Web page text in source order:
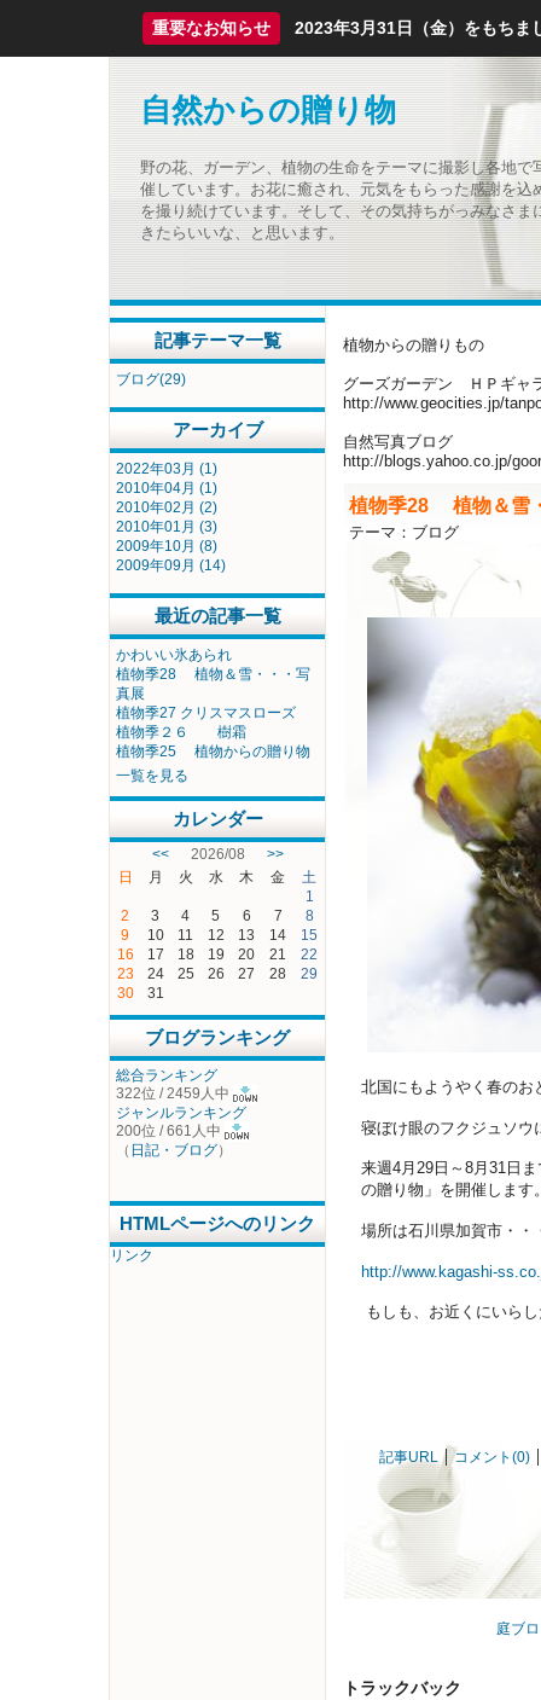
重要なお知らせ 2023年3月31日（金）をもちま
自然からの贈り物
野の花、ガーデン、植物の生命をテーマに撮影し各地で
催しています。お花に癒され、元気をもらった感謝を込
を撮り続けています。そして、その気持ちがっみなさま
きたらいいな、と思います。
植物からの贈りもの
グーズガーデン ＨＰギャ
http://www.geocities.jp/
自然写真ブログ
http://blogs.yahoo.co.jp/
植物季28 植物＆雪
テーマ： ブログ
北国にもようやく春のお
寝ぼけ眼のフクジュソウ
来週4月29日～8月31
の贈り物」を開催します
場所は石川県加賀市・
http://www.kagashi-
もしも、お近くにいら
記事URL コメント(0)
庭ブ
トラックバック
記事テーマ一覧
ブログ(29)
アーカイブ
2022年03月 (1)
2010年04月 (1)
2010年02月 (2)
2010年01月 (3)
2009年10月 (8)
2009年09月 (14)
最近の記事一覧
かわいい氷あられ
植物季28 植物＆雪・・・写
真展
植物季27 クリスマスローズ
植物季２６ 樹霜
植物季25 植物からの贈り物
一覧を見る
カレンダー
<<2026/08 >>
日
月 火 水 木 金
土
1
2
3 4 5 6 7
8
9
10 11 12 13 14
15
16
17 18 19 20 21
22
23
24 25 26 27 28
29
30
31
ブログランキング
総合ランキング
322位 / 2459人中
ジャンルランキング
200位 / 661人中
（ 日記・ブログ）
HTMLページへのリンク
リンク